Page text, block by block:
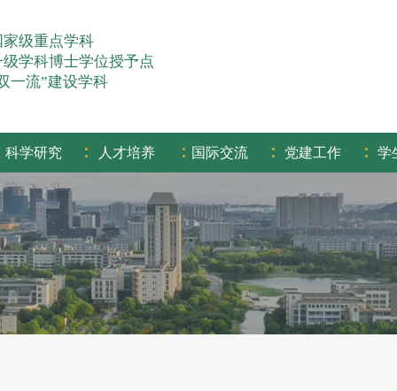
家级重点学科
级学科博士学位授予点
一流”建设学科
: : : :
科学研究 人才培养 国际交流 党建工作 学